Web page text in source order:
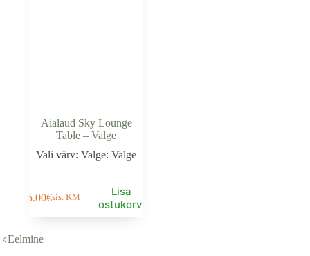
Aialaud Sky Lounge
Table – Valge
Vali värv: Valge: Valge
95.00€sis. KM
Lisa
ostukorvi
Eelmine